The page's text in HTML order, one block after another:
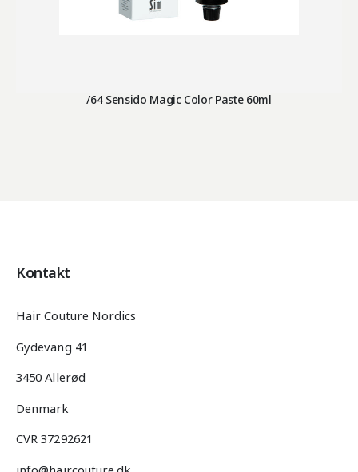
/64 Sensido Magic Color Paste 60ml
Kontakt
Hair Couture Nordics
Gydevang 41
3450 Allerød
Denmark
CVR 37292621